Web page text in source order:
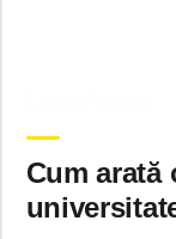
Cum arată